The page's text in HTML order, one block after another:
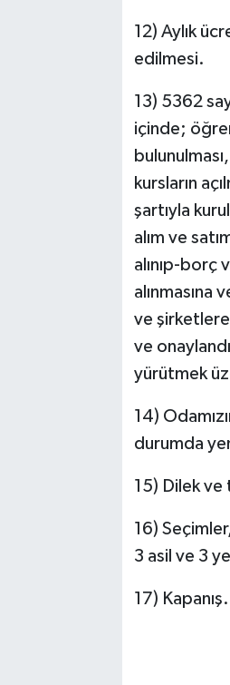
12) Aylık
edilmesi.
13) 5362
içinde;
kursların
şartıyla
alım ve
alınıp-borç
alınmasına
ve şirketlere
ve
yürütmek
14)
durumda
15) Dilek ve
16)
3 asil ve 3
17) Kapanış.